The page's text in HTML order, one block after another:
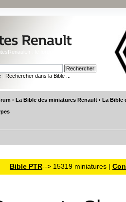
: le forum des miniatures Renault
| Rechercher dans la Bible ...
‹ La Bible des miniatures Renault ‹ La Bible
Bible PTR--> 15319 miniatures |